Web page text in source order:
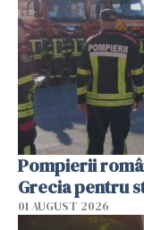
Pompierii
Grecia pentru
01 AUGUST 2026